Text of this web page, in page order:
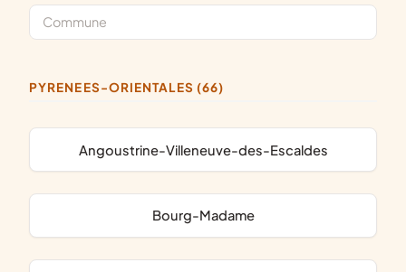
PYRENEES-ORIENTALES (66)
Angoustrine-Villeneuve-des-Escaldes
Bourg-Madame